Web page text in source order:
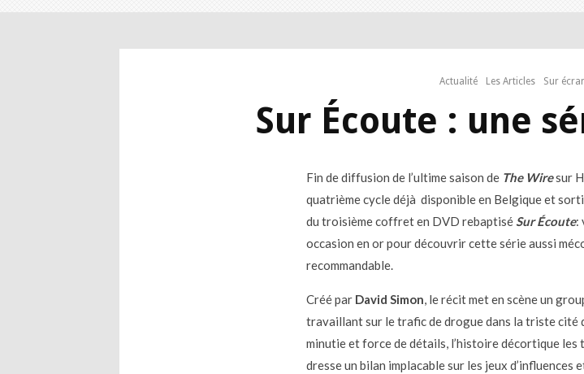
Actualité Les Articles Sur
Sur Écoute : une
Fin de diffusion de l’ultime saison de The Wiresur
quatrième cycle déjà disponible en Belgique et
du troisième coffret en DVD rebaptiséSur Écoute:
occasion en or pour découvrir cette série aussi
recommandable.
Créé par David Simon, le récit met en scène un
travaillant sur le trafic de drogue dans la triste cité
minutie et force de détails, l’histoire décortique les
dresse un bilan implacable sur les jeux